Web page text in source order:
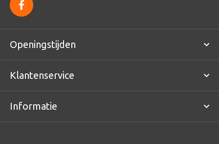
f
a
c
e
o
o
Openingstijden
Klantenservice
Informatie